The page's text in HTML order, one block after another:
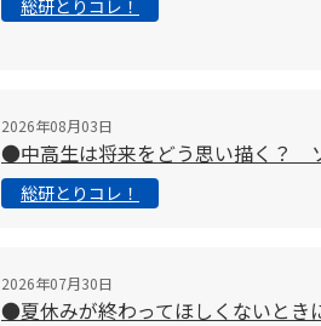
総研とりコレ！
2026年08月03日
●中高生は将来をどう思い描く？
総研とりコレ！
2026年07月30日
●夏休みが終わってほしくないとき